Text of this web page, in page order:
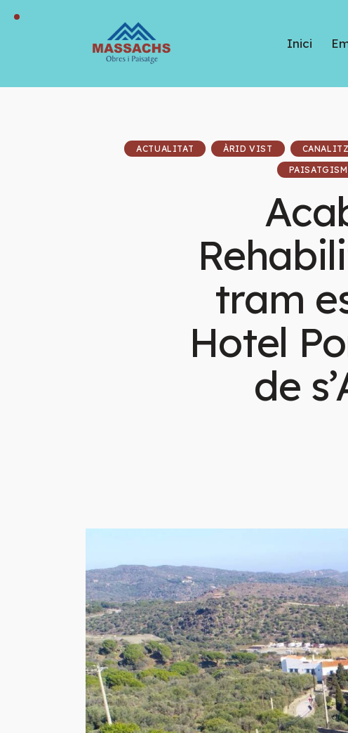
Inici
ACTUALITAT ÀRID VIST
tram
Hotel
de